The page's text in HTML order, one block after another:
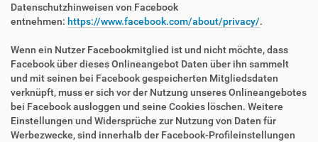
Datenschutzhinweisen von Facebook
entnehmen: https://www.facebook.com/about/privacy/.
Wenn ein Nutzer Facebookmitglied ist und nicht möchte, dass
Facebook über dieses Onlineangebot Daten über ihn sammelt
und mit seinen bei Facebook gespeicherten Mitgliedsdaten
verknüpft, muss er sich vor der Nutzung unseres Onlineangebotes
bei Facebook ausloggen und seine Cookies löschen. Weitere
Einstellungen und Widersprüche zur Nutzung von Daten für
Werbezwecke, sind innerhalb der Facebook-Profileinstellungen